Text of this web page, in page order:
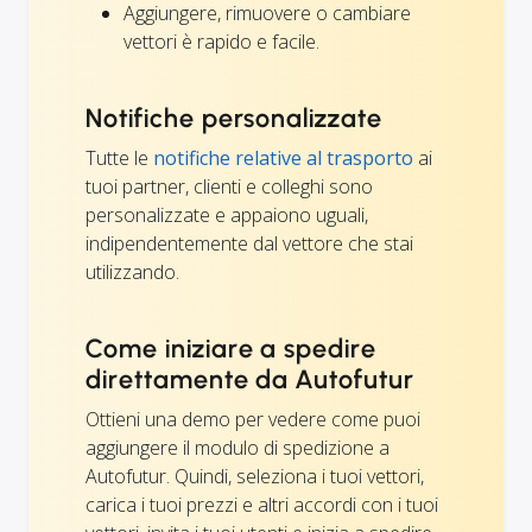
Aggiungere, rimuovere o cambiare
vettori è rapido e facile.
Notifiche personalizzate
Tutte le notifiche relative al trasporto ai
tuoi partner, clienti e colleghi sono
personalizzate e appaiono uguali,
indipendentemente dal vettore che stai
utilizzando.
Come iniziare a spedire
direttamente da Autofutur
Ottieni una demo per vedere come puoi
aggiungere il modulo di spedizione a
Autofutur. Quindi, seleziona i tuoi vettori,
carica i tuoi prezzi e altri accordi con i tuoi